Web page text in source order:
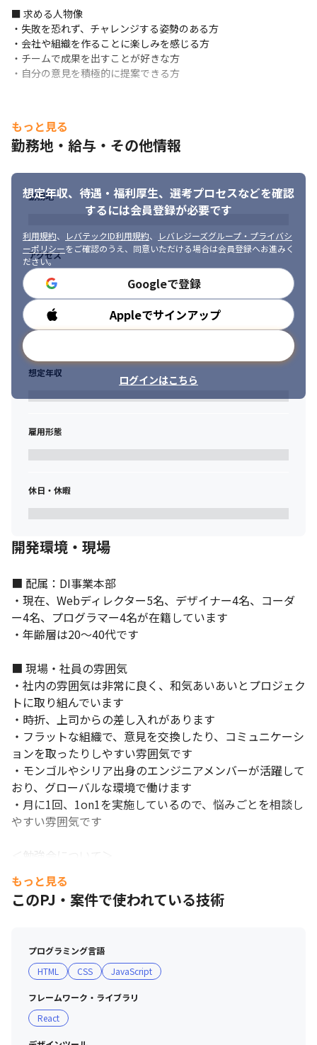
■ この仕事の面白み、魅力
・自社プロダクトからお客さまのプロダクトまで、幅広い開発案
件に携われます
・ユーザー視点を大切にしており、「何がお客さまのためになる
か」や「どうしたらお客さまに喜んでいただけるか」を常に考え
ので、あらゆることにチャレンジができます
きれいなオフィスで働くことができます。
■ 求める人物像
・失敗を恐れず、チャレンジする姿勢のある方
・会社や組織を作ることに楽しみを感じる方
・チームで成果を出すことが好きな方
・自分の意見を積極的に提案できる方
もっと見る
勤務地・給与・その他情報
想定年収、待遇・福利厚生、 選考プロセスなどを確認
するには会員登録が必要です
利用規約、 レバテックID利用規約、
レバレジーズグループ・プライバシ
ーポリシーをご確認のうえ、同意いただける場合は会員登録へお進みく
ださい。
Googleで登録
Appleでサインアップ
ログインはこちら
勤務地
アクセス
勤務時間
想定年収
雇用形態
休日・休暇
開発環境・現場
■ 配属：DI事業本部
・現在、Webディレクター5名、デザイナー4名、コーダ
ー4名、プログラマー4名が在籍しています
・年齢層は20～40代です
■ 現場・社員の雰囲気
・社内の雰囲気は非常に良く、和気あいあいとプロジェク
トに取り組んでいます
・時折、上司からの差し入れがあります
・フラットな組織で、意見を交換したり、コミュニケーシ
ョンを取ったりしやすい雰囲気です
・モンゴルやシリア出身のエンジニアメンバーが活躍して
おり、グローバルな環境で働けます
・月に1回、1on1を実施しているので、悩みごとを相談し
やすい雰囲気です
＜勉強会について＞
・「好きな本」や「ほかのメンバーが知らない情報」の共
有など、自由なテーマの勉強会を月に1回実施しています
・ポジションごとに分かれたチームでは、それぞれ勉強会
もっと見る
このPJ・案件で使われている技術
プログラミング言語
HTML
CSS JavaScript
フレームワーク・ライブラリ
React